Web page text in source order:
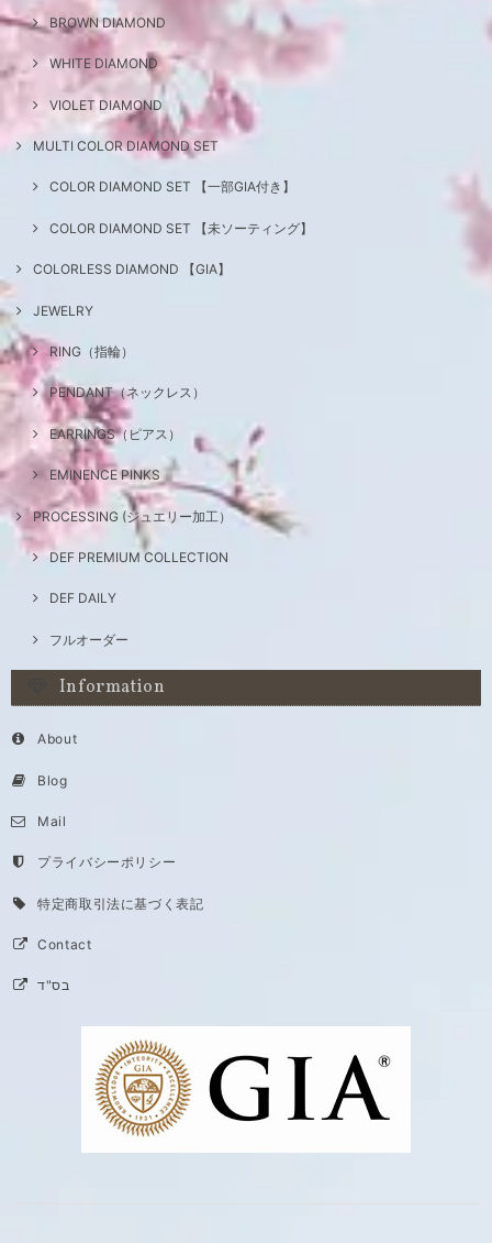
BROWN DIAMOND
WHITE DIAMOND
VIOLET DIAMOND
MULTI COLOR DIAMOND SET
COLOR DIAMOND SET 【一部GIA付き】
COLOR DIAMOND SET 【未ソーティング】
COLORLESS DIAMOND 【GIA】
JEWELRY
RING（指輪）
PENDANT（ネックレス）
EARRINGS（ピアス）
EMINENCE PINKS
PROCESSING (ジュエリー加工）
DEF PREMIUM COLLECTION
DEF DAILY
フルオーダー
Information
About
Blog
Mail
プライバシーポリシー
特定商取引法に基づく表記
Contact
בס"ד